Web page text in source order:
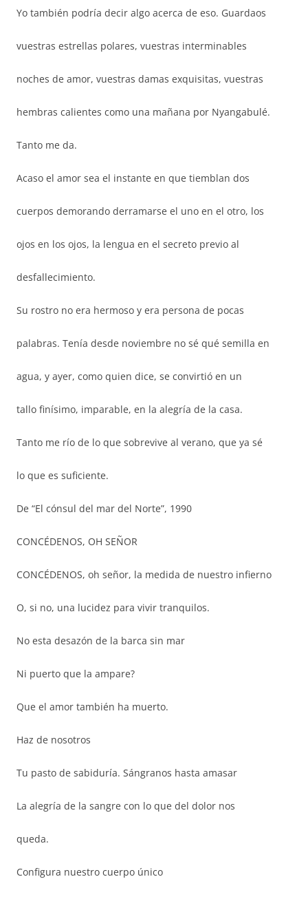
Yo también podría decir algo acerca de eso. Guardaos
vuestras estrellas polares, vuestras interminables
noches de amor, vuestras damas exquisitas, vuestras
hembras calientes como una mañana por Nyangabulé.
Tanto me da.
Acaso el amor sea el instante en que tiemblan dos
cuerpos demorando derramarse el uno en el otro, los
ojos en los ojos, la lengua en el secreto previo al
desfallecimiento.
Su rostro no era hermoso y era persona de pocas
palabras. Tenía desde noviembre no sé qué semilla en
agua, y ayer, como quien dice, se convirtió en un
tallo finísimo, imparable, en la alegría de la casa.
Tanto me río de lo que sobrevive al verano, que ya sé
lo que es suficiente.
De “El cónsul del mar del Norte”, 1990
CONCÉDENOS, OH SEÑOR
CONCÉDENOS, oh señor, la medida de nuestro infierno
O, si no, una lucidez para vivir tranquilos.
No esta desazón de la barca sin mar
Ni puerto que la ampare?
Que el amor también ha muerto.
Haz de nosotros
Tu pasto de sabiduría. Sángranos hasta amasar
La alegría de la sangre con lo que del dolor nos
queda.
Configura nuestro cuerpo único